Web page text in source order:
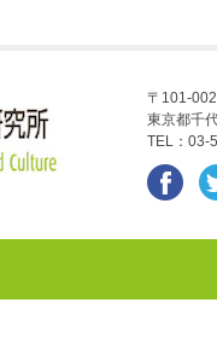
〒101-
東京都千
TEL：